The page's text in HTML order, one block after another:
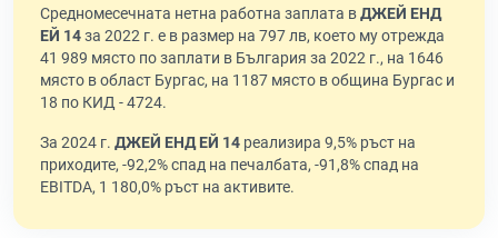
Средномесечната нетна работна заплата вДЖЕЙ ЕНД
ЕЙ 14за 2022 г. е в размер на 797 лв, което му отрежда
41 989 място по заплати в България за 2022 г., на 1646
място в област Бургас, на 1187 място в община Бургас и
18 по КИД - 4724.
За 2024 г. ДЖЕЙ ЕНД ЕЙ 14 реализира 9,5% ръст на
приходите, -92,2% спад на печалбата, -91,8% спад на
EBITDA, 1 180,0% ръст на активите.